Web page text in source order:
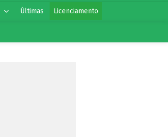
Últimas Licenciamento